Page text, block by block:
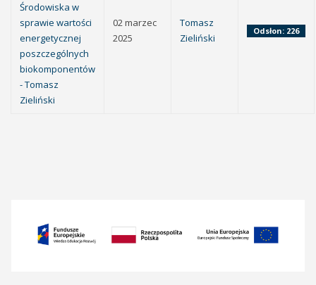
Środowiska w
sprawie wartości
energetycznej
poszczególnych
biokomponentów
- Tomasz
Zieliński
02 marzec
2025
Tomasz
Zieliński
Odsłon: 226